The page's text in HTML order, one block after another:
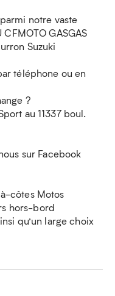
notre vaste
GASGAS
Suzuki
téléphone ou en
?
au 11337 boul.
sur Facebook
côtes Motos
hors-bord
qu’un large choix